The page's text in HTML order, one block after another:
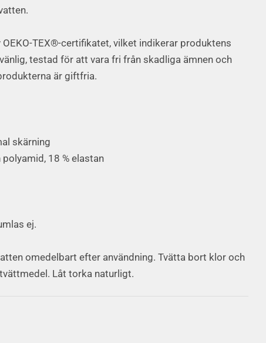
OEKO-TEX®-certifikatet, vilket indikerar produktens
testad för att vara fri från skadliga ämnen och
är giftfria.
skärning
18 % elastan
ej.
omedelbart efter användning. Tvätta bort klor och
Låt torka naturligt.